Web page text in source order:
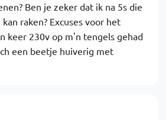
Ben je zeker dat ik na 5s die
raken? Excuses voor het
keer 230v op m'n tengels gehad
een beetje huiverig met